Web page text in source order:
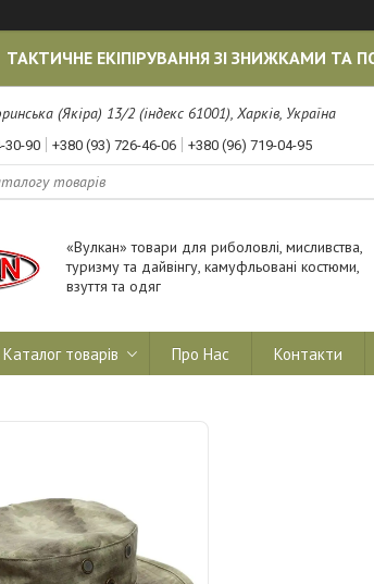
ТАКТИЧНЕ ЕКІПІРУВАННЯ ЗІ ЗНИЖКАМИ ТА
(Якіра) 13/2 (індекс 61001), Харків, Україна
30-90 +380 (93) 726-46-06 +380 (96) 719-04-95
«Вулкан» товари для риболовлі, мисливства,
туризму та дайвінгу, камуфльовані костюми,
взуття та одяг
Каталог товарів Про Нас Контакти